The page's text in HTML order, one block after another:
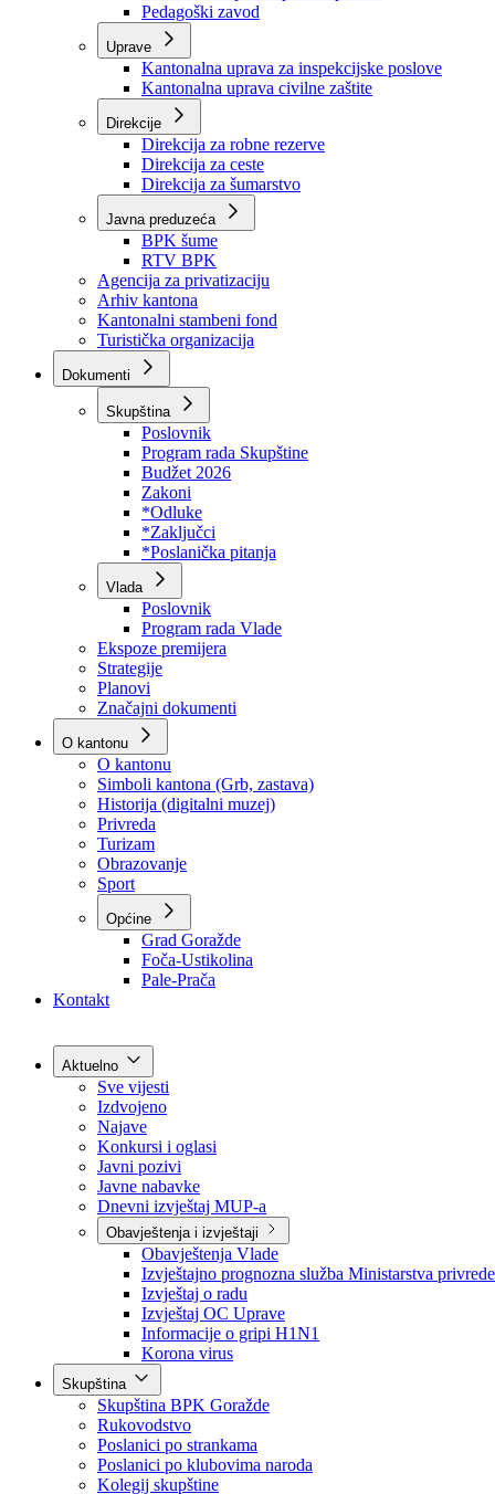
Zavod zdravstvenog osiguranja
Zavod za javno zdravstvo
Zavod za besplatnu pravnu pomoć
Pedagoški zavod
Kantonalna uprava za inspekcijske poslove
Kantonalna uprava civilne zaštite
Direkcije
Direkcija za robne rezerve
Direkcija za ceste
Direkcija za šumarstvo
Javna preduzeća
BPK šume
RTV BPK
Agencija za privatizaciju
Arhiv kantona
Kantonalni stambeni fond
Turistička organizacija
Dokumenti
Skupština
Poslovnik
Program rada Skupštine
Budžet 2026
Zakoni
*Odluke
*Zaključci
*Poslanička pitanja
Vlada
Poslovnik
Program rada Vlade
Ekspoze premijera
Strategije
Planovi
Značajni dokumenti
O kantonu
O kantonu
Simboli kantona (Grb, zastava)
Historija (digitalni muzej)
Privreda
Turizam
Obrazovanje
Sport
Općine
Kontakt
Aktuelno
Sve vijesti
Izdvojeno
Najave
Konkursi i oglasi
Javni pozivi
Javne nabavke
Dnevni izvještaj MUP-a
Obavještenja i izvještaji
Obavještenja Vlade
Izvještajno prognozna služba Ministarstva privrede
Izvještaj o radu
Izvještaj OC Uprave
Informacije o gripi H1N1
Korona virus
Skupština
Skupština BPK Goražde
Rukovodstvo